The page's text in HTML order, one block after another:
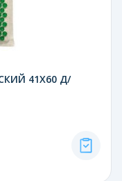
41Х60 Д/